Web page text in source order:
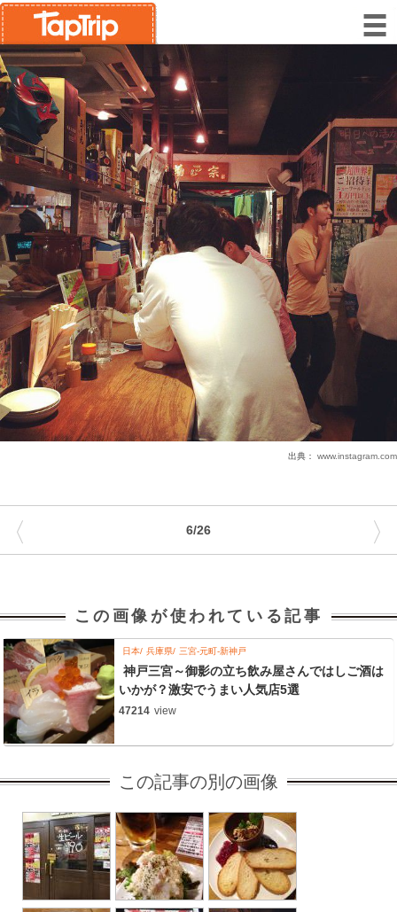
出典： www.instagram.com
6/26
〈 〉
この画像が使われている記事
日本 兵庫県 三宮-元町-新神戸
神戸三宮～御影の立ち飲み屋さんではしご酒は
いかが？激安でうまい人気店5選
47214 view
この記事の別の画像